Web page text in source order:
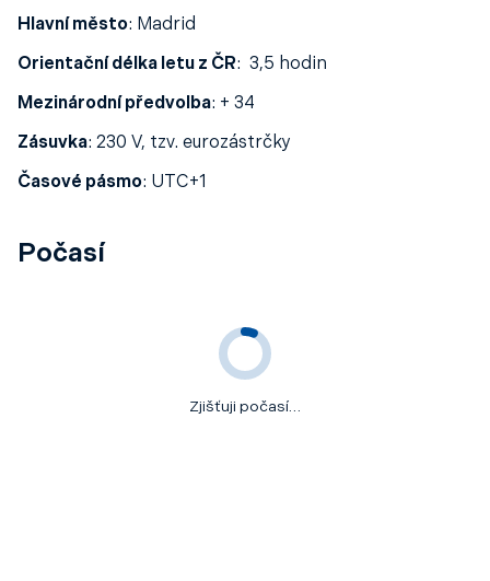
které přitahuje turisty i obchodní cestující z celého
světa.
Hlavní město: Madrid
Orientační délka letu z ČR: 3,5 hodin
Mezinárodní předvolba: + 34
Zásuvka: 230 V, tzv. eurozástrčky
Časové pásmo: UTC+1
Počasí
Zjišťuji počasí…